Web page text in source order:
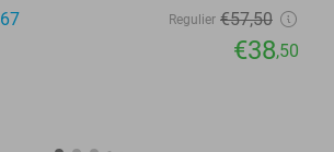
Regulier €57,50
€38,50